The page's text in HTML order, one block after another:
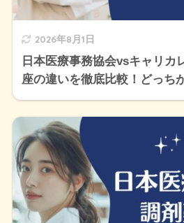
2026年8月1日
日本医療事務協会vsキャリカ
座の違いを徹底比較！どっち